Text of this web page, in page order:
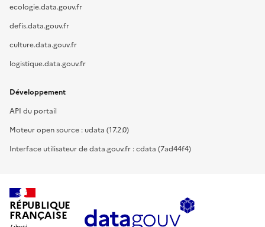
ecologie.data.gouv.fr
defis.data.gouv.fr
culture.data.gouv.fr
logistique.data.gouv.fr
Développement
API du portail
Moteur open source : udata (17.2.0)
Interface utilisateur de data.gouv.fr : cdata (7ad44f4)
RÉPUBLIQUE
FRANÇAISE